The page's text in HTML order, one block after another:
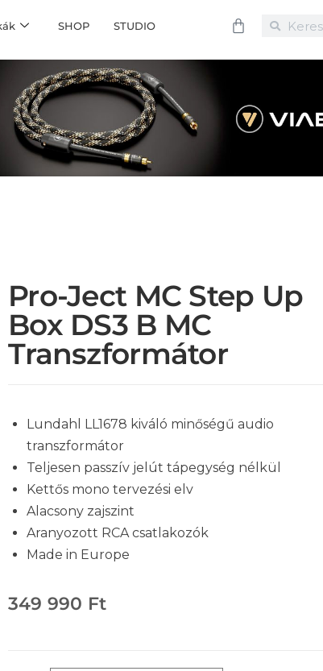
SHOP STUDIO
Pro-Ject MC Step Up
Box DS3 B MC
Transzformátor
Lundahl LL1678 kiváló minőségű audio
transzformátor
Teljesen passzív jelút tápegység nélkül
Kettős mono tervezési elv
Alacsony zajszint
Aranyozott RCA csatlakozók
Made in Europe
349 990 Ft